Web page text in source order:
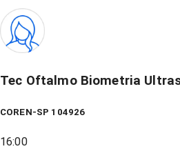
Tec Oftalmo Biometria
COREN-SP 104926
16:00